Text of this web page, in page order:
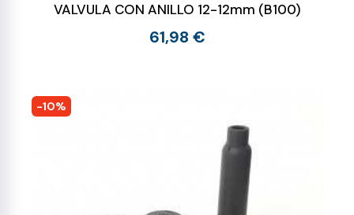
VALVULA CON ANILLO 12-12mm (B100)
61,98 €
-10%